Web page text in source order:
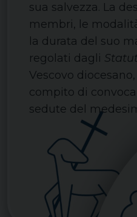
sua salvezza. La
membri, le
la durata del suo
regolati dagli
Vescovo
compito di
sedute del